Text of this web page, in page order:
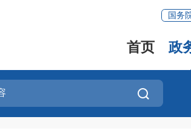
国务
首页 政